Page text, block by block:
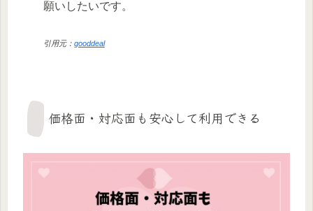
願いしたいです。
引用元： gooddeal
価格面・対応面も安心して利用できる